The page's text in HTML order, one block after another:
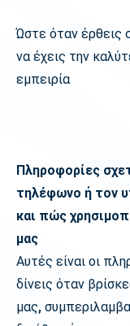
Ώστε όταν έρθεις
να έχεις την
εμπειρία
Πληροφορίες
τηλέφωνο ή τον
και πώς
μας
Αυτές είναι οι
δίνεις όταν
μας,